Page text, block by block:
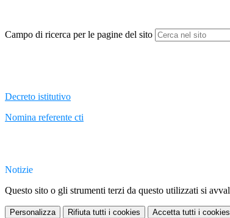
Campo di ricerca per le pagine del sito
Decreto istitutivo
Nomina referente cti
Notizie
Questo sito o gli strumenti terzi da questo utilizzati si
Personalizza Rifiuta tutti i cookies Accetta tutti i cookies